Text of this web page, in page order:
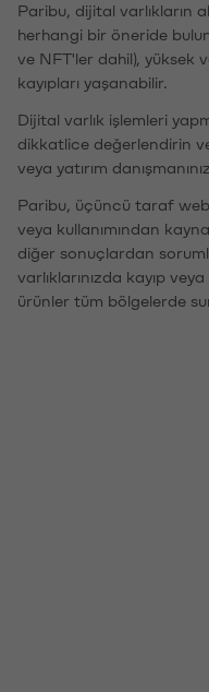
Paribu, dijital varlıkların
herhangi bir öneride
ve NFT'ler dahil), yüksek
kayıpları yaşanabilir.
Dijital varlık işlemleri
dikkatlice değerlendirin
veya yatırım
Paribu, üçüncü taraf
veya kullanımından
diğer sonuçlardan
varlıklarınızda kayıp
ürünler tüm bölgelerde